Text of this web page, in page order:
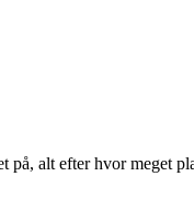
på, alt efter hvor meget